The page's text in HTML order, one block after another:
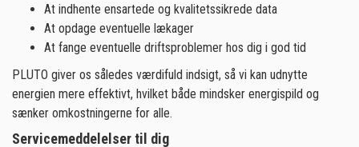
At indhente ensartede og kvalitetssikrede data
At opdage eventuelle lækager
At fange eventuelle driftsproblemer hos dig i god tid
PLUTO giver os således værdifuld indsigt, så vi kan udnytte
energien mere effektivt, hvilket både mindsker energispild og
sænker omkostningerne for alle.
Servicemeddelelser til dig